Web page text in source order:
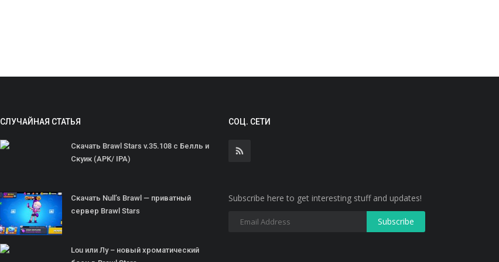
СЛУЧАЙНАЯ СТАТЬЯ
Скачать Brawl Stars v.35.108 с Белль и
Скуик (APK/ IPA)
Скачать Null’s Brawl — приватный
сервер Brawl Stars
Lou или Лу – новый хроматический
СОЦ. СЕТИ
Subscribe here to get interesting stuff and updates!